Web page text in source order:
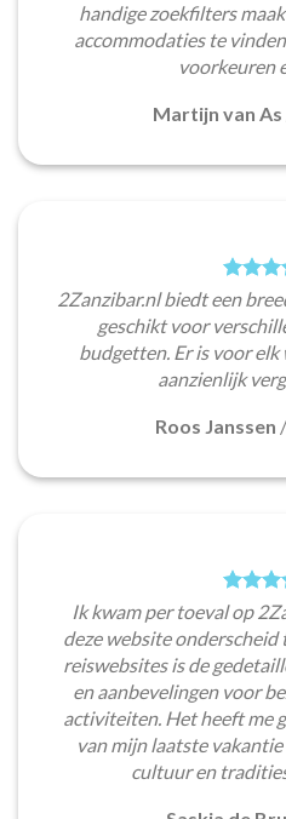
handige zoekfilters
accommodaties te
voorkeuren
Martijn van As
2Zanzibar.nl biedt een
geschikt voor
budgetten. Er is voor elk
aanzienlijk
Roos Janssen /
Ik kwam per toeval op
deze website
reiswebsites is de
en aanbevelingen voor
activiteiten. Het heeft me
van mijn laatste
cultuur en